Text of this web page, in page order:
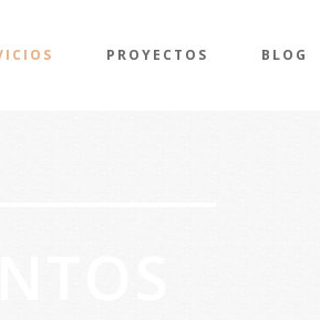
PROYECTOS BLOG